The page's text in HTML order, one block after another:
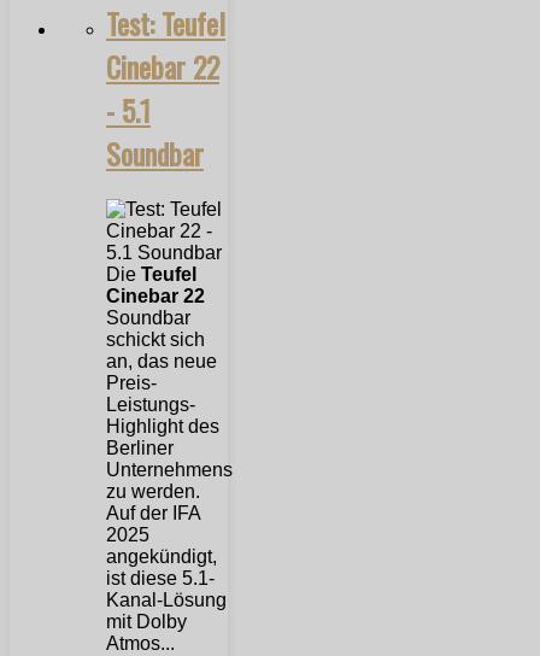
Test: Teufel
Cinebar 22
- 5.1
Soundbar
Die Teufel
Cinebar 22
Soundbar
schickt sich
an, das neue
Preis-
Leistungs-
Highlight des
Berliner
Unternehmens
zu werden.
Auf der IFA
2025
angekündigt,
ist diese 5.1-
Kanal-Lösung
mit Dolby
Atmos...